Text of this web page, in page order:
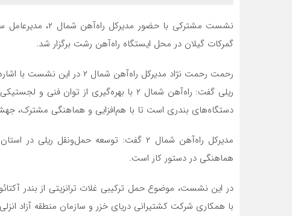
نشست مشترکی با
گمرکات گیلان در محل ایستگاه راه‌آهن رشت برگزار شد.
رحمت رحمت نژاد مدیرکل
ریلی گفت: راه‌آهن شمال ۲ با بهره‌گیری از
دستگاه‌های بندری است تا با هم‌افزایی و هماهنگی مشترک،
مدیرکل راه‌آهن شمال ۲ گفت: توسعه حمل‌ونقل
هماهنگی در دستور کار است‌.
در این نشست، موضوع حمل ترکیبی غلات ترانزیتی از بندر
با همکاری شرکت کشتیرانی دریای خزر و سازمان منطقه آزاد